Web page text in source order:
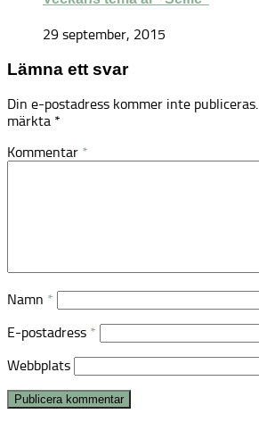
29 september, 2015
Lämna ett svar
Din e-postadress kommer inte publiceras.
märkta *
Kommentar *
Namn *
E-postadress *
Webbplats